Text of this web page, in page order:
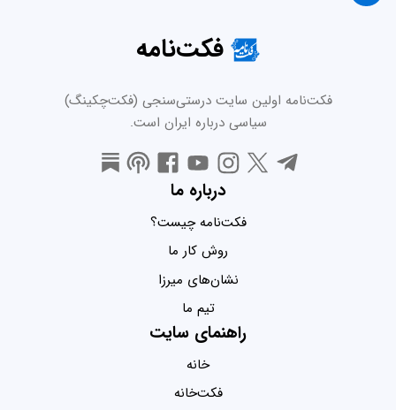
فکت‌نامه
فکت‌نامه اولین سایت درستی‌سنجی (فکت‌چکینگ)
سیاسی درباره ایران است.
درباره ما
فکت‌نامه چیست؟
روش کار ما
نشان‌های میرزا
تیم ما
راهنمای سایت
خانه
فکت‌خانه